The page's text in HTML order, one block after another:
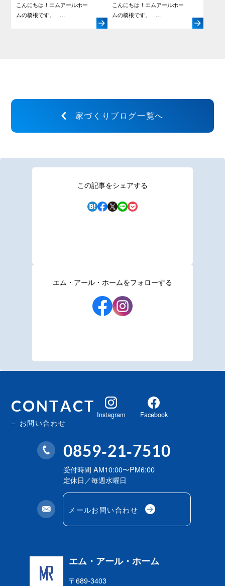
こんにちは！エムアールホー
ムの橋根です。 …
こんにちは！エムアールホー
ムの橋根です。 …
家づくりブログ一覧へ
この記事をシェアする
エム・アール・ホームをフォローする
CONTACT
お問い合わせ
0859-21-7510
受付時間 AM10:00〜PM6:00
定休日／毎週水曜日
メールお問い合わせ
エム・アール・ホーム
〒689-3403
Instagram Facebook